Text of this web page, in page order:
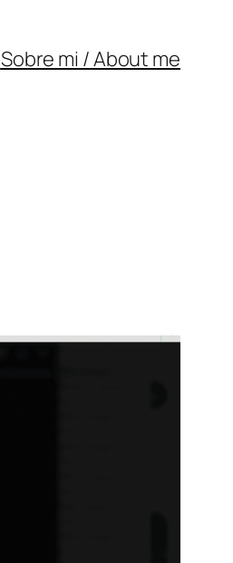
Sobre mi / About me